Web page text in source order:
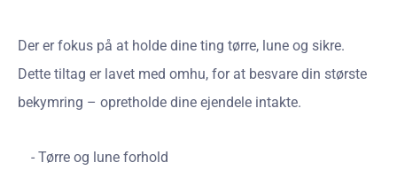
Der er fokus på at holde dine ting tørre, lune og sikre.
Dette tiltag er lavet med omhu, for at besvare din største
bekymring – opretholde dine ejendele intakte.
Tørre og lune forhold